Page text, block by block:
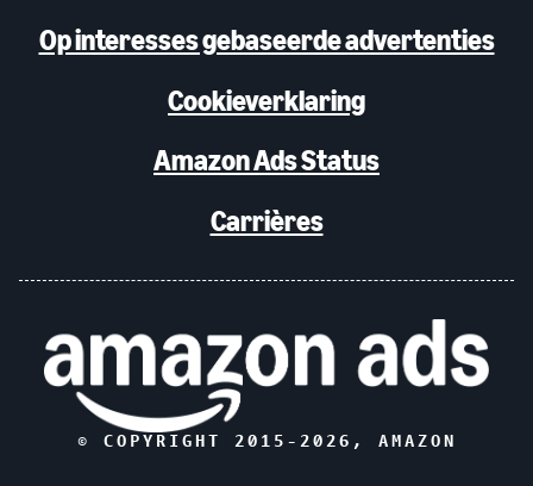
Op interesses gebaseerde advertenties
Cookieverklaring
Amazon Ads Status
Carrières
© COPYRIGHT 2015- 2026 , AMAZON